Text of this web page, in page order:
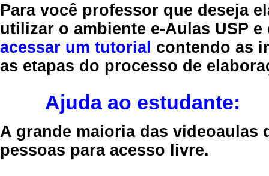
Para você professor que deseja
utilizar o ambiente e-Aulas USP
acessar um tutorial contendo as
as etapas do processo de
Ajuda ao estudante:
A grande maioria das videoaulas
pessoas para acesso livre.